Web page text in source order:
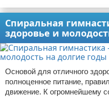
Спиральная
здоровье и
Основой для отличного
полноценное питание,
движение. К огромнейшему